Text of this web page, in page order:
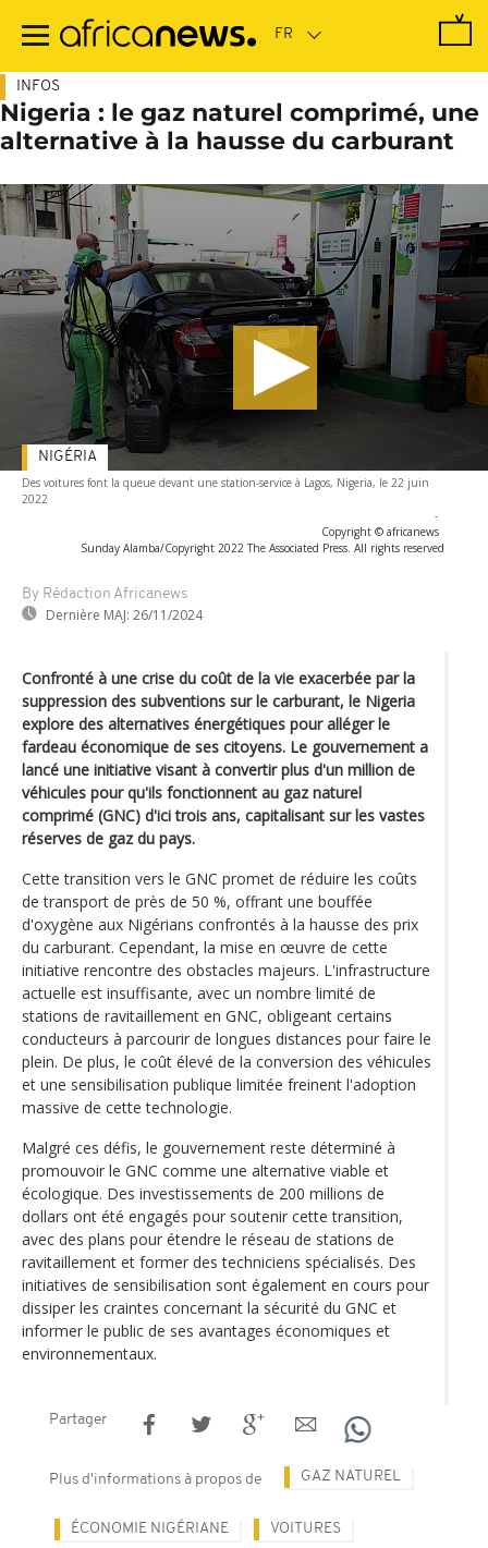
contenu
INFOS
Nigeria : le gaz naturel comprimé, une
alternative à la hausse du carburant
Des voitures font la queue devant une station-service à Lagos, Nigeria, le 22 juin
2022
-
Copyright © africanews
Sunday Alamba/Copyright 2022 The Associated Press. All rights reserved
By Rédaction Africanews
Dernière MAJ: 26/11/2024
NIGÉRIA
Confronté à une crise du coût de la vie exacerbée par la
suppression des subventions sur le carburant, le Nigeria
explore des alternatives énergétiques pour alléger le
fardeau économique de ses citoyens. Le gouvernement a
lancé une initiative visant à convertir plus d'un million de
véhicules pour qu'ils fonctionnent au gaz naturel
comprimé (GNC) d'ici trois ans, capitalisant sur les vastes
réserves de gaz du pays.
Cette transition vers le GNC promet de réduire les coûts
de transport de près de 50 %, offrant une bouffée
d'oxygène aux Nigérians confrontés à la hausse des prix
du carburant. Cependant, la mise en œuvre de cette
initiative rencontre des obstacles majeurs. L'infrastructure
actuelle est insuffisante, avec un nombre limité de
stations de ravitaillement en GNC, obligeant certains
conducteurs à parcourir de longues distances pour faire le
plein. De plus, le coût élevé de la conversion des véhicules
et une sensibilisation publique limitée freinent l'adoption
massive de cette technologie.
Malgré ces défis, le gouvernement reste déterminé à
promouvoir le GNC comme une alternative viable et
écologique. Des investissements de 200 millions de
dollars ont été engagés pour soutenir cette transition,
avec des plans pour étendre le réseau de stations de
ravitaillement et former des techniciens spécialisés. Des
initiatives de sensibilisation sont également en cours pour
dissiper les craintes concernant la sécurité du GNC et
informer le public de ses avantages économiques et
environnementaux.
Partager
Plus d'informations à propos de GAZ NATUREL
ÉCONOMIE NIGÉRIANE VOITURES